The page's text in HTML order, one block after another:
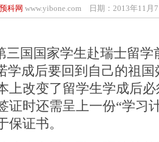
科网 www.yibone.com 日期：2013年11
国国家学生赴瑞士留学
学成后要回到自己的祖
上改变了留学生学成后
证时还需呈上一份“学习
保证书。